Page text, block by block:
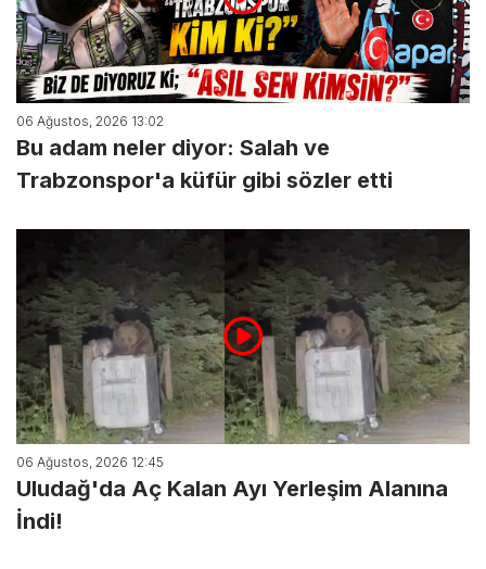
06 Ağustos, 2026 13:02
Bu adam neler diyor: Salah ve
Trabzonspor'a küfür gibi sözler etti
06 Ağustos, 2026 12:45
Uludağ'da Aç Kalan Ayı Yerleşim Alanına
İndi!